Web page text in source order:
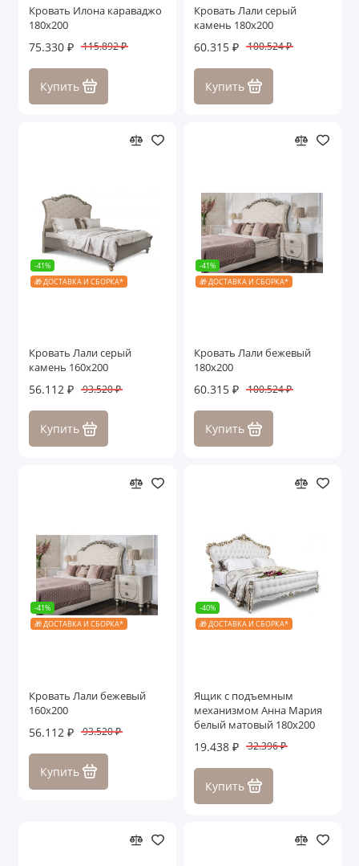
Кровать Илона караваджо
180х200
75.330 ₽ 115.892 ₽
Купить
Кровать Лали серый
камень 180х200
60.315 ₽ 100.524 ₽
Купить
-41%
🎁 ДОСТАВКА И СБОРКА*
Кровать Лали серый
камень 160х200
56.112 ₽ 93.520 ₽
Купить
-41%
🎁 ДОСТАВКА И СБОРКА*
Кровать Лали бежевый
180х200
60.315 ₽ 100.524 ₽
Купить
-41%
🎁 ДОСТАВКА И СБОРКА*
Кровать Лали бежевый
160х200
56.112 ₽ 93.520 ₽
Купить
-40%
🎁 ДОСТАВКА И СБОРКА*
Ящик с подъемным
механизмом Анна Мария
белый матовый 180х200
19.438 ₽ 32.396 ₽
Купить